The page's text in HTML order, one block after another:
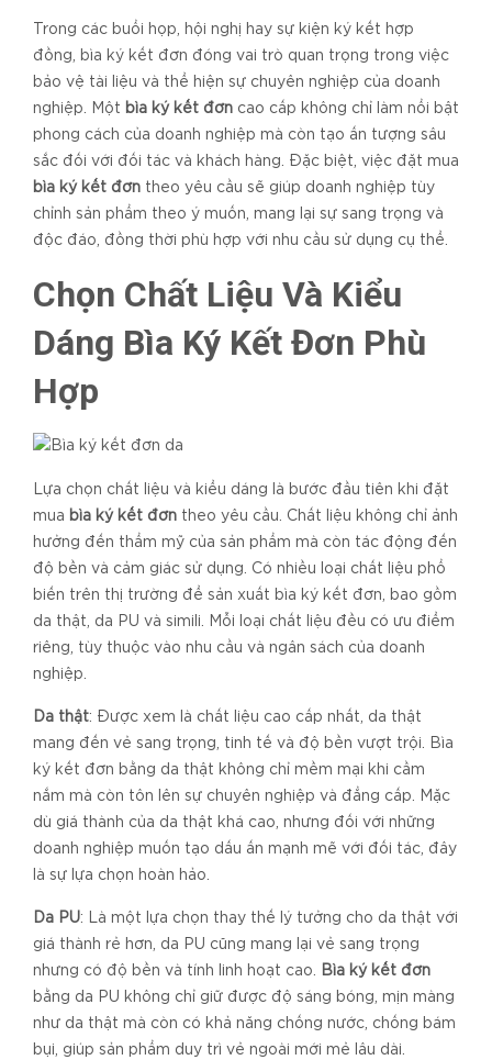
Trong các buổi họp, hội nghị hay sự kiện ký kết hợp
đồng, bìa ký kết đơn đóng vai trò quan trọng trong việc
bảo vệ tài liệu và thể hiện sự chuyên nghiệp của doanh
nghiệp. Một bìa ký kết đơn cao cấp không chỉ làm nổi bật
phong cách của doanh nghiệp mà còn tạo ấn tượng sâu
sắc đối với đối tác và khách hàng. Đặc biệt, việc đặt mua
bìa ký kết đơn theo yêu cầu sẽ giúp doanh nghiệp tùy
chỉnh sản phẩm theo ý muốn, mang lại sự sang trọng và
độc đáo, đồng thời phù hợp với nhu cầu sử dụng cụ thể.
Chọn Chất Liệu Và Kiểu
Dáng Bìa Ký Kết Đơn Phù
Hợp
Lựa chọn chất liệu và kiểu dáng là bước đầu tiên khi đặt
mua bìa ký kết đơn theo yêu cầu. Chất liệu không chỉ ảnh
hưởng đến thẩm mỹ của sản phẩm mà còn tác động đến
độ bền và cảm giác sử dụng. Có nhiều loại chất liệu phổ
biến trên thị trường để sản xuất bìa ký kết đơn, bao gồm
da thật, da PU và simili. Mỗi loại chất liệu đều có ưu điểm
riêng, tùy thuộc vào nhu cầu và ngân sách của doanh
nghiệp.
Da thật: Được xem là chất liệu cao cấp nhất, da thật
mang đến vẻ sang trọng, tinh tế và độ bền vượt trội. Bìa
ký kết đơn bằng da thật không chỉ mềm mại khi cầm
nắm mà còn tôn lên sự chuyên nghiệp và đẳng cấp. Mặc
dù giá thành của da thật khá cao, nhưng đối với những
doanh nghiệp muốn tạo dấu ấn mạnh mẽ với đối tác, đây
là sự lựa chọn hoàn hảo.
Da PU: Là một lựa chọn thay thế lý tưởng cho da thật với
giá thành rẻ hơn, da PU cũng mang lại vẻ sang trọng
nhưng có độ bền và tính linh hoạt cao.
Bìa ký kết đơn
bằng da PU không chỉ giữ được độ sáng bóng, mịn màng
như da thật mà còn có khả năng chống nước, chống bám
bụi, giúp sản phẩm duy trì vẻ ngoài mới mẻ lâu dài.